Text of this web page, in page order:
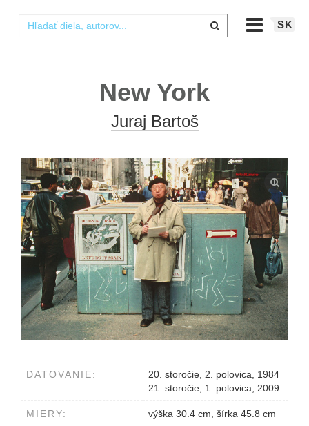
SK
New York
Juraj Bartoš
DATOVANIE:
20. storočie, 2. polovica, 1984
21. storočie, 1. polovica, 2009
MIERY: výška 30.4 cm, šírka 45.8 cm